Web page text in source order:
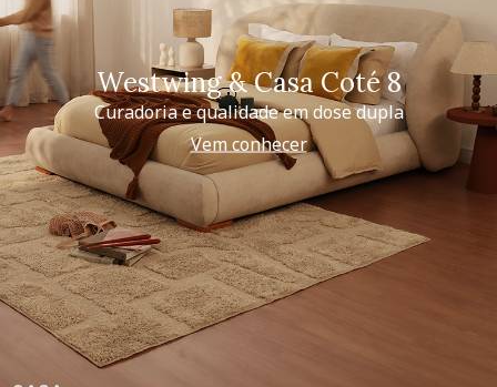
Westwing & Casa Coté 8
Curadoria e qualidade em dose dupla
Vem conhecer